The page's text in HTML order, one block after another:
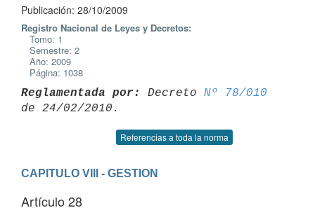
Publicación: 28/10/2009
Registro Nacional de Leyes y Decretos:
Tomo: 1
Semestre: 2
Año: 2009
Página: 1038
Reglamentada por: Decreto Nº 78/010
Referencias a toda la norma
CAPITULO VIII - GESTION
Artículo 28